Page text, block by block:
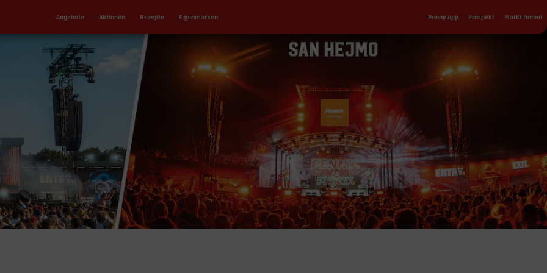
Angebote Aktionen Rezepte Eigenmarken Sekundärnavigation
Penny App Prospekt Markt finden